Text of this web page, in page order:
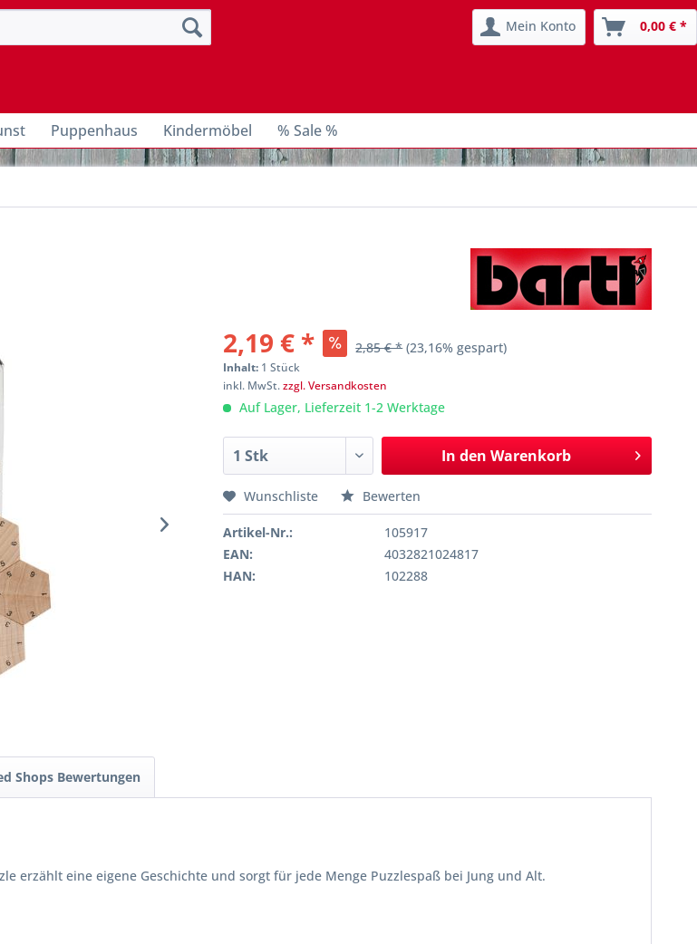
Mein Konto 0,00 € *
Puppenhaus Kindermöbel % Sale %
2,19 € * 2,85 € * (23,16% gespart)
Inhalt: 1 Stück
inkl. MwSt.zzgl. Versandkosten
Auf Lager, Lieferzeit 1-2 Werktage
In den Warenkorb
Wunschliste Bewerten
Artikel-Nr.:
105917
EAN:
4032821024817
HAN:
102288
Shops Bewertungen
erzählt eine eigene Geschichte und sorgt für jede Menge Puzzlespaß bei Jung und Alt.